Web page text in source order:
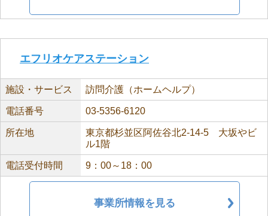
エフリオケアステーション
施設・サービス 訪問介護（ホームヘルプ）
電話番号 03-5356-6120
所在地
東京都杉並区阿佐谷北2-14-5 大坂やビ
ル1階
電話受付時間 9：00～18：00
事業所情報を見る